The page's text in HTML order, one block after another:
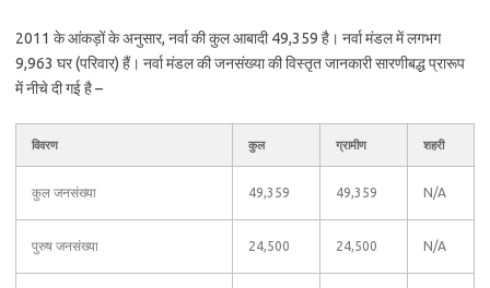
2011 के आंकड़ों के अनुसार, नर्वा की कुल आबादी 49,359 है। नर्वा मंडल में लगभग
9,963 घर (परिवार) हैं। नर्वा मंडल की जनसंख्या की विस्तृत जानकारी सारणीबद्ध प्रारूप
में नीचे दी गई है –
विवरण कुल ग्रामीण शहरी
कुल जनसंख्या 49,359 49,359 N/A
पुरुष जनसंख्या 24,500 24,500 N/A